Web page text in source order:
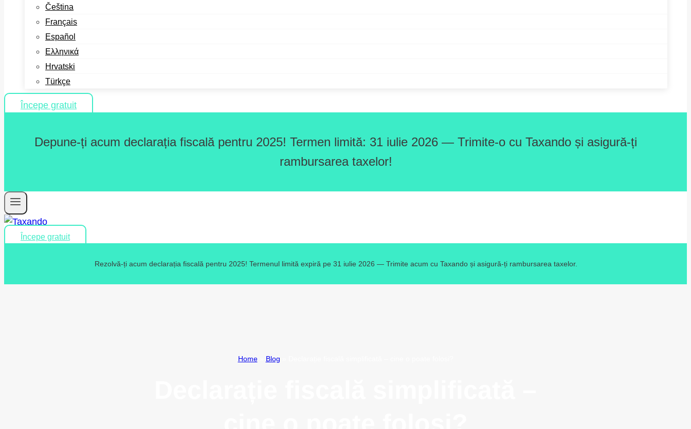
Čeština
Français
Español
Ελληνικά
Hrvatski
Türkçe
Începe gratuit
Depune-ți acum declarația fiscală pentru 2025! Termen limită: 31 iulie 2026 — Trimite-o cu Taxando și asigură-ți
rambursarea taxelor!
Începe gratuit
Rezolvă-ți acum declarația fiscală pentru 2025! Termenul limită expiră pe 31 iulie 2026 — Trimite acum cu Taxando și asigură-ți rambursarea taxelor.
Home» Blog